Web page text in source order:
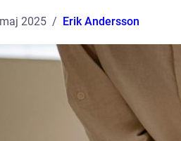
2025 Erik Andersson